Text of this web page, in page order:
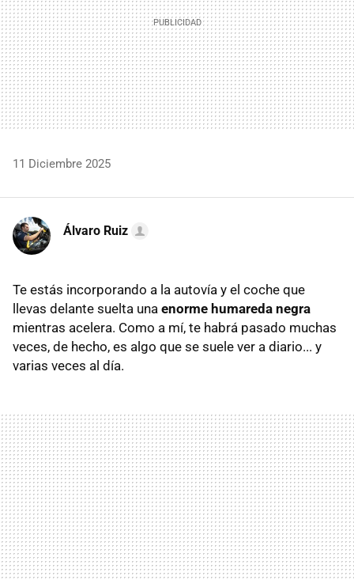
11 Diciembre 2025
Álvaro Ruiz
Te estás incorporando a la autovía y el coche que
llevas delante suelta una enorme humareda negra
mientras acelera. Como a mí, te habrá pasado muchas
veces, de hecho, es algo que se suele ver a diario... y
varias veces al día.